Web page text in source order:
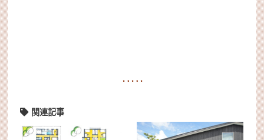
関連記事